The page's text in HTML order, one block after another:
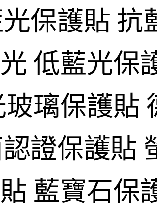
保護貼 抗
低藍光保
璃保護貼
證保護貼
藍寶石保